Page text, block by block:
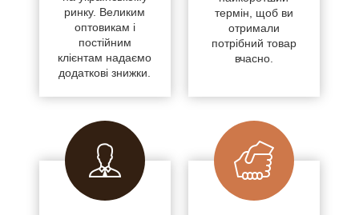
ринку. Великим
оптовикам і
постійним
клієнтам надаємо
додаткові знижки.
термін, щоб ви
отримали
потрібний товар
вчасно.